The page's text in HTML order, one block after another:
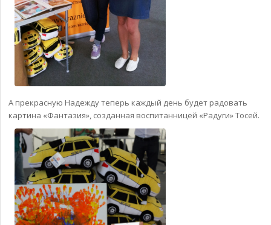
А прекрасную Надежду теперь каждый день будет радовать
картина «Фантазия», созданная воспитанницей «Радуги» Тосей.